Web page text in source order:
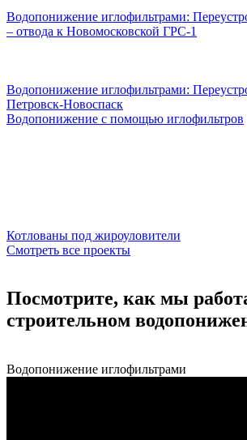
Водопонижение иглофильтрами:
– отвода к Новомосковской ГРС-1
Водопонижение иглофильтрами:
Петровск-Новоспаск
Водопонижение с помощью иглофильтров
Котлованы под жироуловители
Смотреть все проекты
Посмотрите, как мы
строительном
Водопонижение иглофильтрами